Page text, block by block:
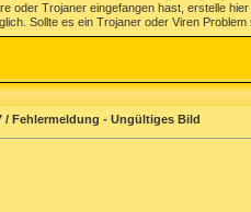
oder Trojaner eingefangen hast, erstelle
Sollte es ein Trojaner oder Viren
/ Fehlermeldung - Ungültiges Bild